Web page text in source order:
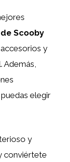
Scooby
y
Además,
elegir
y
conviértete